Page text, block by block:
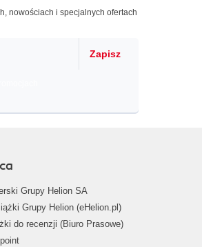
nowościach i specjalnych ofertach
Zapisz
Grupy Helion SA
Grupy Helion (eHelion.pl)
do recenzji (Biuro Prasowe)